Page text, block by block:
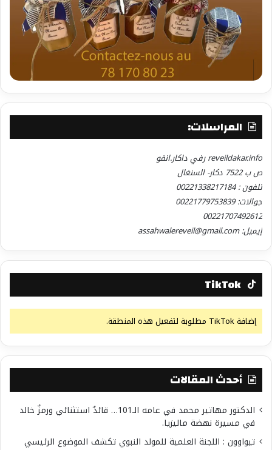
المراسلات:
reveildakar.info رفي داكار.انفو
ص ب 7522 دكار- السنغال
تلفون : 00221338217184
جوالات: 00221779753839
00221707492612
إيميل: assahwalereveil@gmail.com
TikTok
إضافة TikTok مطلوبة لتفعيل هذه المنطقة.
أحدث المقالات
الدكتور مهاتير محمد في عامه الـ101… قائدٌ استثنائي ورمزٌ خالد
في مسيرة نهضة ماليزيا.
تيواوون : اللجنة العلمية للمولد النبوي تكشف الموضوع الرئيسي